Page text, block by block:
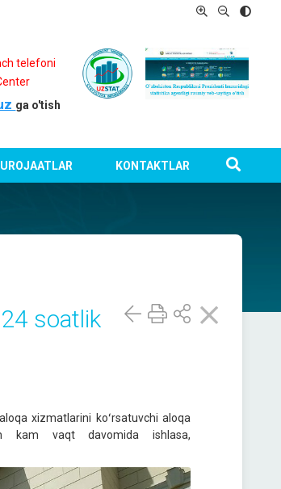
telefoni
ga o'tish
KONTAKTLAR
soatlik
xizmatlarini koʻrsatuvchi aloqa
vaqt davomida ishlasa,